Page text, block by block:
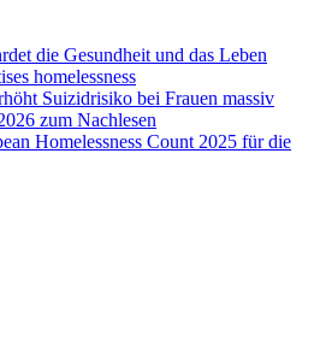
die Gesundheit und das Leben
homelessness
Suizidrisiko bei Frauen massiv
zum Nachlesen
Homelessness Count 2025 für die